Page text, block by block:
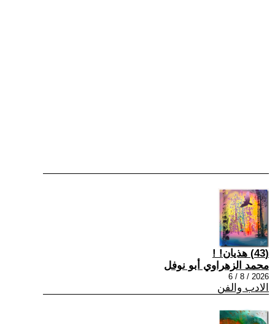
(43) هذيان! !
محمد الزهراوي أبو نوفل
2026 / 8 / 6
الادب والفن